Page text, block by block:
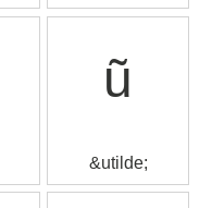
ũ
&utilde;